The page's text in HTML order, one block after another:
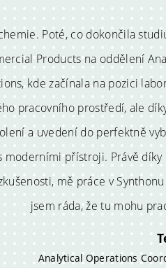
Poté, co dokončila
Products na oddělení
kde začínala na pozici
pracovního prostředí, ale
a uvedení do perfektně
moderními přístroji. Právě díky
mě práce v
jsem ráda, že tu mohu
Analytical Operations